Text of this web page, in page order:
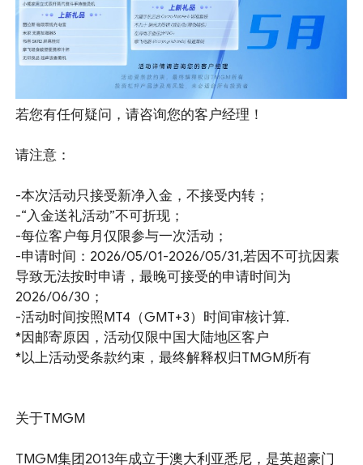
若您有任何疑问，请咨询您的客户经理！
请注意：
-本次活动只接受新净入金，不接受内转；
-“入金送礼活动”不可折现；
-每位客户每月仅限参与一次活动；
-申请时间：2026/05/01-2026/05/31,若因不可抗因素
导致无法按时申请，最晚可接受的申请时间为
2026/06/30；
-活动时间按照MT4（GMT+3）时间审核计算.
*因邮寄原因，活动仅限中国大陆地区客户
*以上活动受条款约束，最终解释权归TMGM所有
关于TMGM
TMGM集团2013年成立于澳大利亚悉尼，是英超豪门